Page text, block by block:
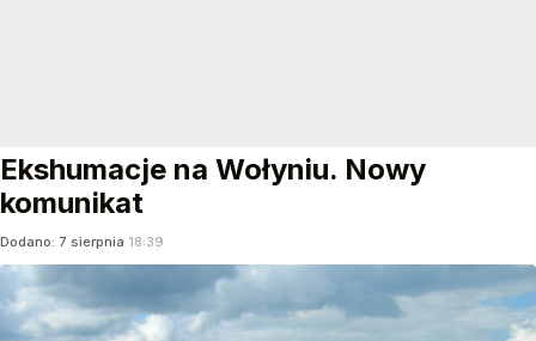
Ekshumacje na Wołyniu. Nowy
komunikat
Dodano: 7 sierpnia 18:39